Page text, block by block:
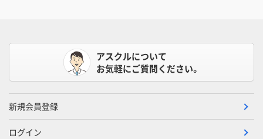
アスクルについて
お気軽にご質問ください。
新規会員登録
ログイン